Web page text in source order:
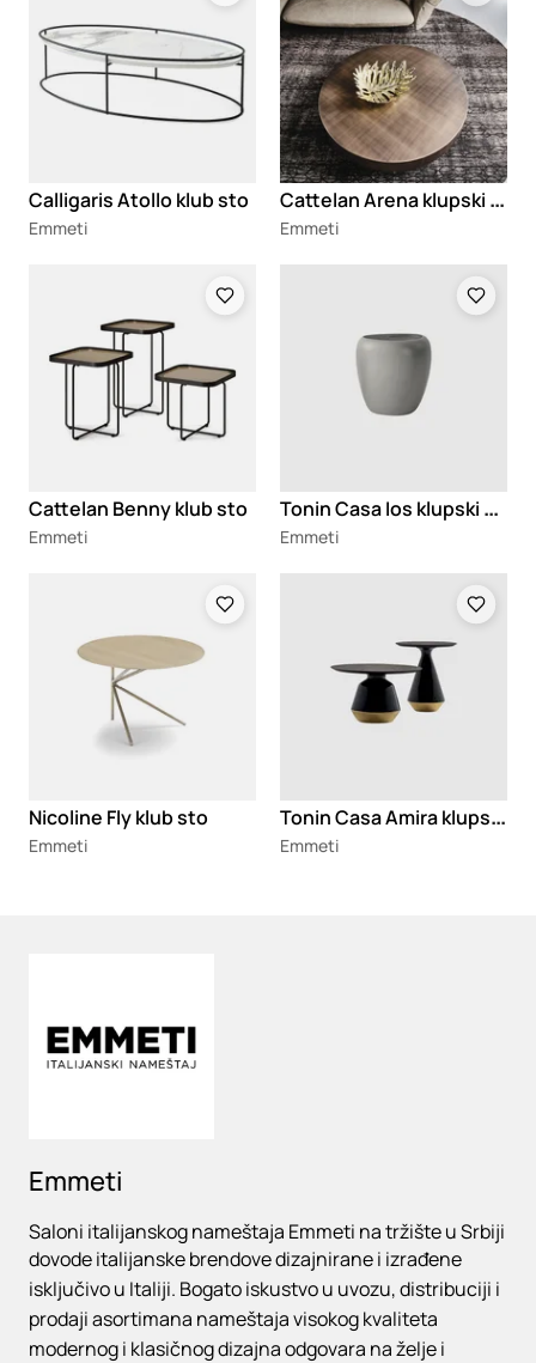
Calligaris Atollo klub sto
Emmeti
C
attelan Arena klupski stočić
Emmeti
Cattelan Benny klub sto
Emmeti
T
onin Casa Ios klupski stočić
Emmeti
Nicoline Fly klub sto
Emmeti
T
onin Casa Amira klupski stočić
Emmeti
Emmeti
Saloni italijanskog nameštaja Emmeti na tržište u Srbiji
dovode italijanske brendove dizajnirane i izrađene
isključivo u Italiji. Bogato iskustvo u uvozu, distribuciji i
prodaji asortimana nameštaja visokog kvaliteta
modernog i klasičnog dizajna odgovara na želje i